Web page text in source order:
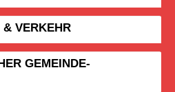
& VERKEHR
GEMEINDE­